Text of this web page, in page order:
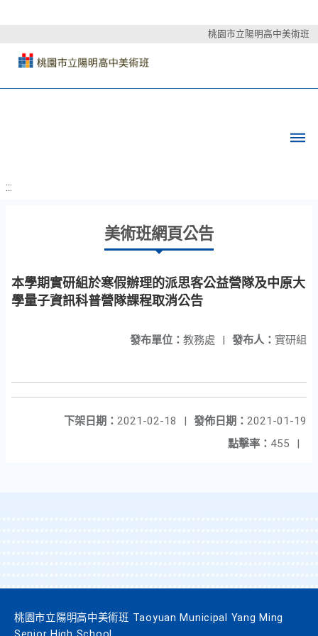
桃園市立陽明高中美術班
:::
美術班網頁公告
本學期實研組於寒假辦理的派思客公益營隊及中原大
學量子資訊科普營隊課程取消公告
發布人： 實研組
發布單位： 教務處 |
發佈日期： 2021-01-19
下架日期： 2021-02-18
|
點擊率： 455 |
桃園市立陽明高中美術班 Taoyuan Municipal Yang Ming